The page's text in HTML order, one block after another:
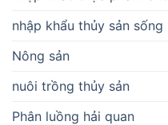
nhập khẩu thủy sản sống
Nông sản
nuôi trồng thủy sản
Phân luồng hải quan